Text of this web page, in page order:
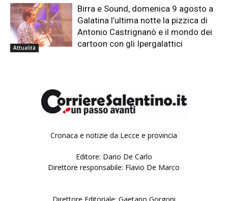
Attualità
Birra e Sound, domenica 9 agosto a
Galatina l’ultima notte la pizzica di
Antonio Castrignanò e il mondo dei
cartoon con gli Ipergalattici
Cronaca e notizie da Lecce e provincia
Editore: Dario De Carlo
Direttore responsabile: Flavio De Marco